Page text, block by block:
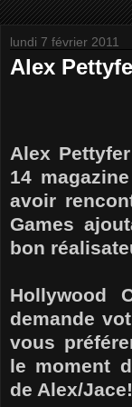
lundi 7 février 2011
Alex
Alex
14
avoir
Games
bon
Hollywood
demande
vous
le moment
de Alex/